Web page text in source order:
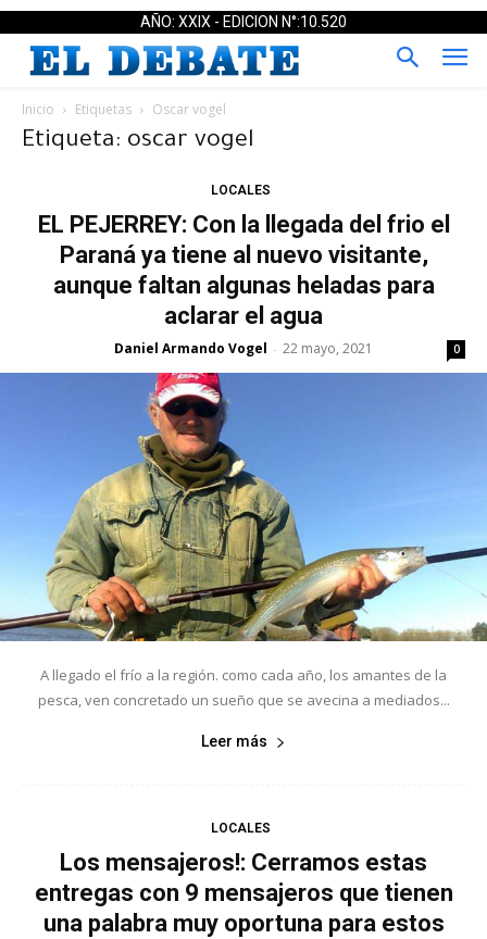
AÑO: XXIX - EDICION N°:10.520
Inicio Etiquetas Oscar vogel
Etiqueta: oscar vogel
LOCALES
EL PEJERREY: Con la llegada del frio el
Paraná ya tiene al nuevo visitante,
aunque faltan algunas heladas para
aclarar el agua
Daniel Armando Vogel - 22 mayo, 2021 0
A llegado el frío a la región. como cada año, los amantes de la
pesca, ven concretado un sueño que se avecina a mediados...
Leer más
LOCALES
Los mensajeros!: Cerramos estas
entregas con 9 mensajeros que tienen
una palabra muy oportuna para estos